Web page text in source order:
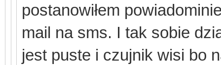
postanowiłem
mail na sms. I tak sobie
jest puste i czujnik wisi bo